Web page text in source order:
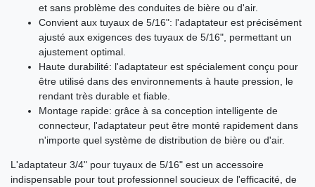
et sans problème des conduites de bière ou d'air.
Convient aux tuyaux de 5/16": l'adaptateur est précisément
ajusté aux exigences des tuyaux de 5/16", permettant un
ajustement optimal.
Haute durabilité: l'adaptateur est spécialement conçu pour
être utilisé dans des environnements à haute pression, le
rendant très durable et fiable.
Montage rapide: grâce à sa conception intelligente de
connecteur, l'adaptateur peut être monté rapidement dans
n'importe quel système de distribution de bière ou d'air.
L'adaptateur 3/4" pour tuyaux de 5/16" est un accessoire
indispensable pour tout professionnel soucieux de l'efficacité, de